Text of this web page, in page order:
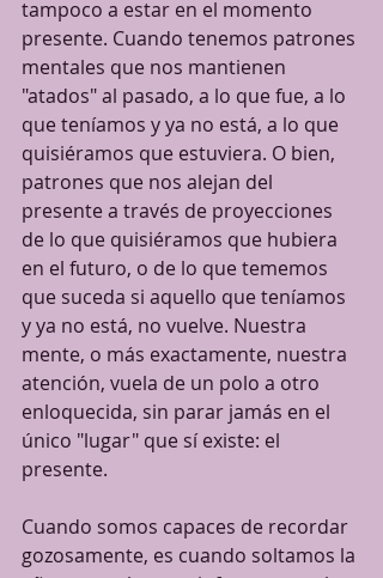
tampoco a estar en el momento
presente. Cuando tenemos patrones
mentales que nos mantienen
"atados" al pasado, a lo que fue, a lo
que teníamos y ya no está, a lo que
quisiéramos que estuviera. O bien,
patrones que nos alejan del
presente a través de proyecciones
de lo que quisiéramos que hubiera
en el futuro, o de lo que tememos
que suceda si aquello que teníamos
y ya no está, no vuelve. Nuestra
mente, o más exactamente, nuestra
atención, vuela de un polo a otro
enloquecida, sin parar jamás en el
único "lugar" que sí existe: el
presente.
Cuando somos capaces de recordar
gozosamente, es cuando soltamos la